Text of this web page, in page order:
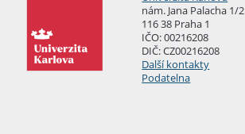
nám. Jana Palacha 1/2
116 38 Praha 1
IČO: 00216208
DIČ: CZ00216208
Další kontakty
Podatelna